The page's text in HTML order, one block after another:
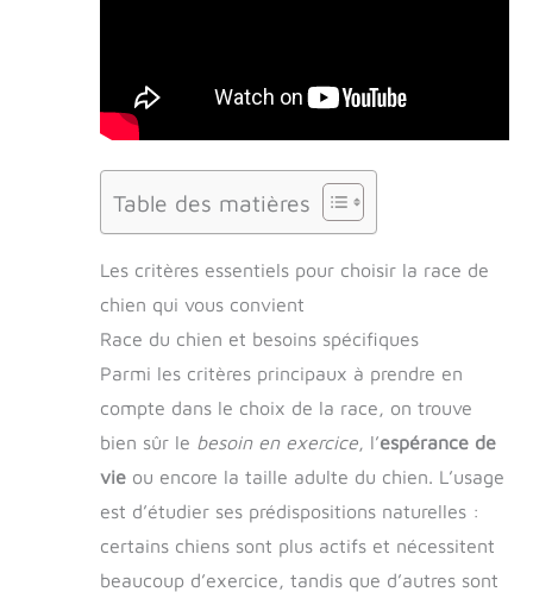
Table des matières
Les critères essentiels pour choisir la race de
chien qui vous convient
Race du chien et besoins spécifiques
Parmi les critères principaux à prendre en
compte dans le choix de la race, on trouve
bien sûr le besoin en exercice, l’espérance de
vie ou encore la taille adulte du chien. L’usage
est d’étudier ses prédispositions naturelles :
certains chiens sont plus actifs et nécessitent
beaucoup d’exercice, tandis que d’autres sont